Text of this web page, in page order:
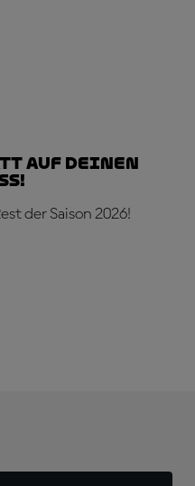
auf deinen
der Saison 2026!